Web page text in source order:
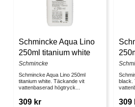
Schmincke Aqua Lino
250ml titanium white
Schmincke
Schmincke Aqua Lino 250ml
titanium white. Täckande vit
vattenbaserad högtryck...
309 kr
black.
309